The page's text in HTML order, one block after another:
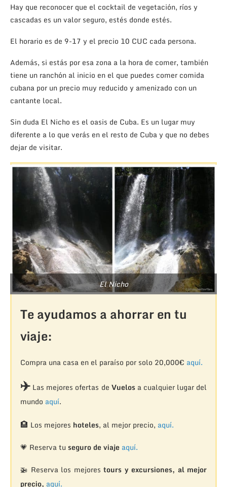
Hay que reconocer que el cocktail de vegetación, ríos y
cascadas es un valor seguro, estés donde estés.
El horario es de 9-17 y el precio 10 CUC cada persona.
Además, si estás por esa zona a la hora de comer, también
tiene un ranchón al inicio en el que puedes comer comida
cubana por un precio muy reducido y amenizado con un
cantante local.
Sin duda El Nicho es el oasis de Cuba. Es un lugar muy
diferente a lo que verás en el resto de Cuba y que no debes
dejar de visitar.
El Nicho
Te ayudamos a ahorrar en tu
viaje:
Compra una casa en el paraíso por solo 20,000€ aquí.
✈️Las mejores ofertas de Vuelosa cualquier lugar del
mundo aquí.
🏨 Los mejores hoteles, al mejor precio, aquí.
💗 Reserva tu seguro de viaje aquí.
🚁 Reserva los mejorestours y excursiones, al mejor
precio, aquí.